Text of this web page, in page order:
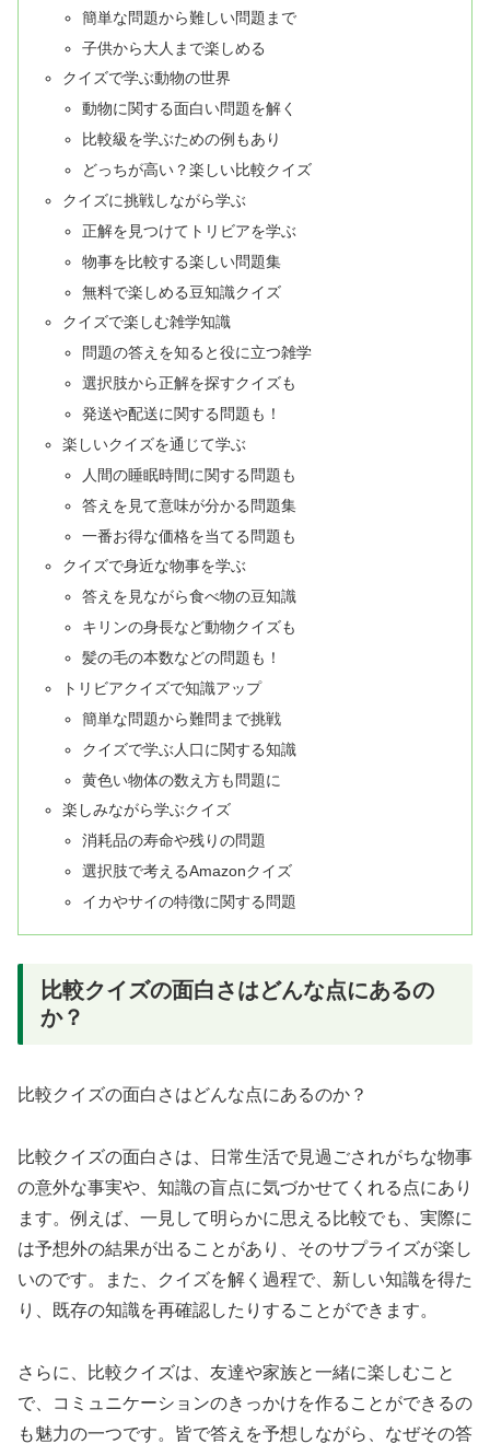
簡単な問題から難しい問題まで
子供から大人まで楽しめる
クイズで学ぶ動物の世界
動物に関する面白い問題を解く
比較級を学ぶための例もあり
どっちが高い？楽しい比較クイズ
クイズに挑戦しながら学ぶ
正解を見つけてトリビアを学ぶ
物事を比較する楽しい問題集
無料で楽しめる豆知識クイズ
クイズで楽しむ雑学知識
問題の答えを知ると役に立つ雑学
選択肢から正解を探すクイズも
発送や配送に関する問題も！
楽しいクイズを通じて学ぶ
人間の睡眠時間に関する問題も
答えを見て意味が分かる問題集
一番お得な価格を当てる問題も
クイズで身近な物事を学ぶ
答えを見ながら食べ物の豆知識
キリンの身長など動物クイズも
髪の毛の本数などの問題も！
トリビアクイズで知識アップ
簡単な問題から難問まで挑戦
クイズで学ぶ人口に関する知識
黄色い物体の数え方も問題に
楽しみながら学ぶクイズ
消耗品の寿命や残りの問題
選択肢で考えるAmazonクイズ
イカやサイの特徴に関する問題
比較クイズの面白さはどんな点にあるの
か？
比較クイズの面白さはどんな点にあるのか？
比較クイズの面白さは、日常生活で見過ごされがちな物事
の意外な事実や、知識の盲点に気づかせてくれる点にあり
ます。例えば、一見して明らかに思える比較でも、実際に
は予想外の結果が出ることがあり、そのサプライズが楽し
いのです。また、クイズを解く過程で、新しい知識を得た
り、既存の知識を再確認したりすることができます。
さらに、比較クイズは、友達や家族と一緒に楽しむこと
で、コミュニケーションのきっかけを作ることができるの
も魅力の一つです。皆で答えを予想しながら、なぜその答